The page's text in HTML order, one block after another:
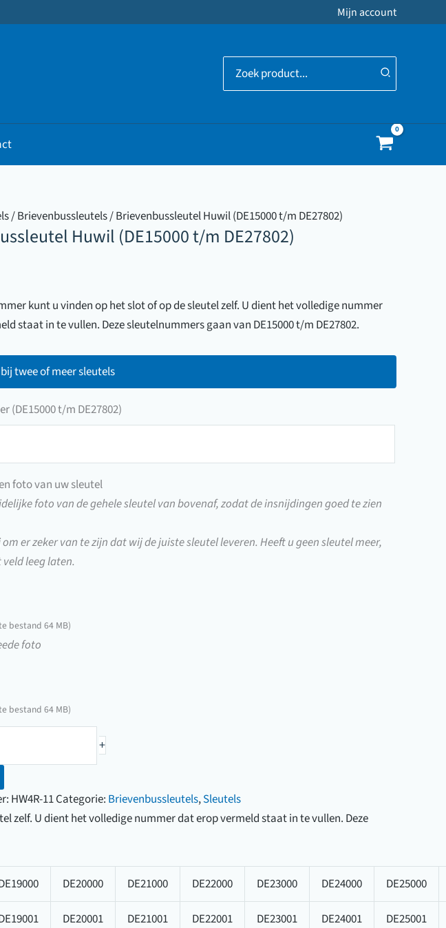
Mijn account
Zoeken
naar:
/Brievenbussleutels/ Brievenbussleutel Huwil (DE15000 t/m DE27802)
Huwil (DE15000 t/m DE27802)
kunt u vinden op het slot of op de sleutel zelf. U dient het volledige nummer
staat in te vullen. Deze sleutelnummers gaan van DE15000 t/m DE27802.
twee of meer sleutels
(DE15000 t/m DE27802)
foto van uw sleutel
foto van de gehele sleutel van bovenaf, zodat de insnijdingen goed te zien
er zeker van te zijn dat wij de juiste sleutel leveren. Heeft u geen sleutel meer,
leeg laten.
bestand 64 MB)
foto
bestand 64 MB)
+
HW4R-11Categorie: Brievenbussleutels,Sleutels
zelf. U dient het volledige nummer dat erop vermeld staat in te vullen. Deze
DE20000 DE21000 DE22000 DE23000 DE24000 DE25000
DE20001 DE21001 DE22001 DE23001 DE24001 DE25001